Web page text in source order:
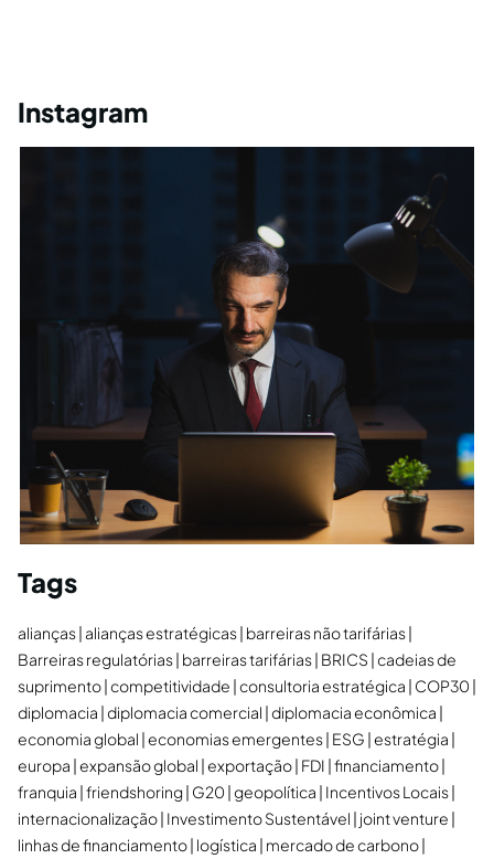
Instagram
Tags
alianças alianças estratégicas barreiras não tarifárias
Barreiras regulatórias barreiras tarifárias BRICS cadeias de
suprimento competitividade consultoria estratégica COP30
diplomacia diplomacia comercial diplomacia econômica
economia global economias emergentes ESG estratégia
europa expansão global exportação FDI financiamento
franquia friendshoring G20 geopolítica Incentivos Locais
internacionalização Investimento Sustentável joint venture
linhas de financiamento logística mercado de carbono